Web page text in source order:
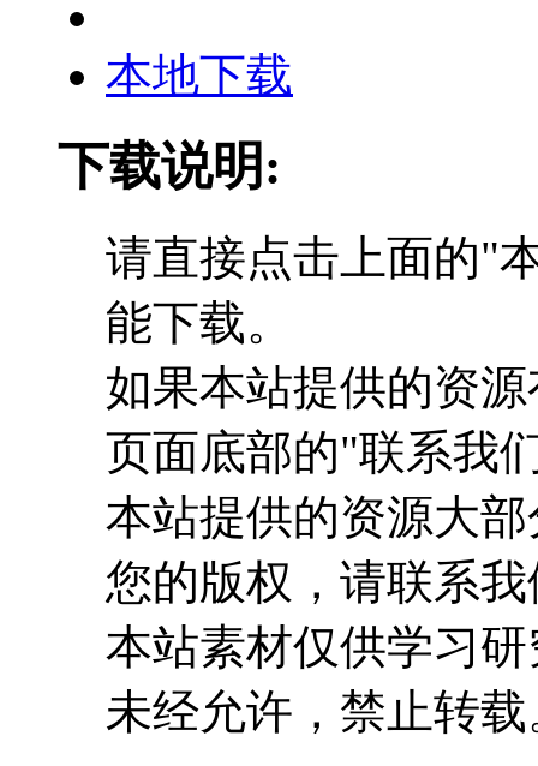
本地下载
下载说明:
请直接点击上面的"
能下载。
如果本站提供的资
页面底部的"联系我
本站提供的资源大
您的版权，请联系
本站素材仅供学习
未经允许，禁止转载